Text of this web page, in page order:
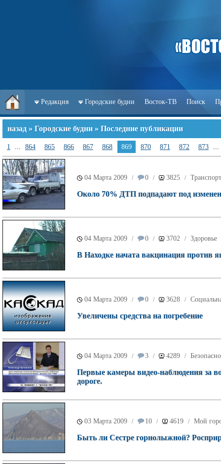
Редакция Городские будни Восток-ТВ Поиск
назад » Городские будни » Последние публикации
1 ... 864 865 866 867 868 869 870 871 872 873 ...
04 Марта 2009 / 0 / 3825 / Транспорт
Около 70% ДТП подпадают под
04 Марта 2009 / 0 / 3702 / Здоровье
В Находке начата вакцинация против
04 Марта 2009 / 0 / 3628 /
Увеличены средства на погребение
04 Марта 2009 / 3 / 4289 /
Первые камеры видео-наблюдения за
дороге.
03 Марта 2009 / 10 / 4619 / Мой
Быть ли Сестре горнолыжной?